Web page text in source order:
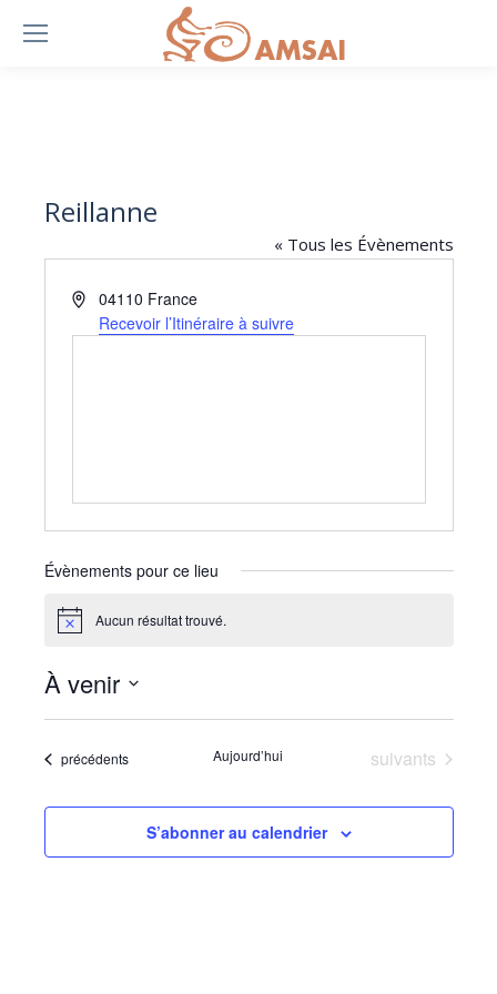
Reillanne
« Tous les Évènements
Adresse
04110 France
Recevoir l’Itinéraire à suivre
Évènements pour ce lieu
Notice Aucun résultat trouvé.
À venir
Sélectionnez
date.
Évènements
précédents Aujourd’hui Évènements
suivants
S’abonner au calendrier